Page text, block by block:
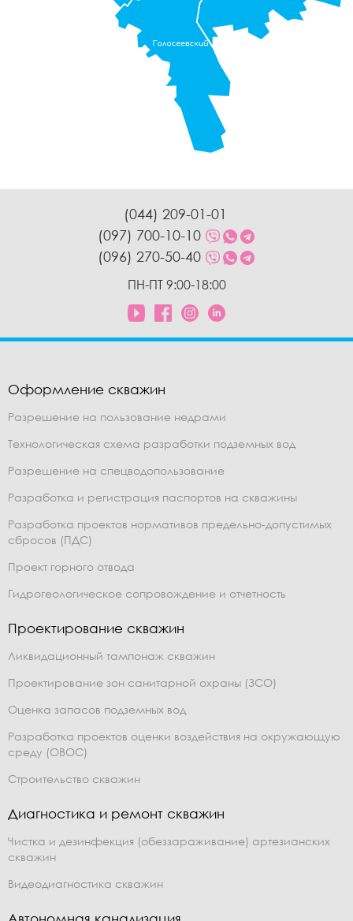
(044) 209-01-01
(097) 700-10-10
(096) 270-50-40
ПН-ПТ 9:00-18:00
Оформление скважин
Разрешение на пользование недрами
Технологическая схема разработки подземных вод
Разрешение на спецводопользование
Разработка и регистрация паспортов на скважины
Разработка проектов нормативов предельно-допустимых
сбросов (ПДС)
Проект горного отвода
Гидрогеологическое сопровождение и отчетность
Проектирование скважин
Ликвидационный тампонаж скважин
Проектирование зон санитарной охраны (ЗСО)
Оценка запасов подземных вод
Разработка проектов оценки воздействия на окружающую
среду (ОВОС)
Строительство скважин
Диагностика и ремонт скважин
Чистка и дезинфекция (обеззараживание) артезианских
скважин
Видеодиагностика скважин